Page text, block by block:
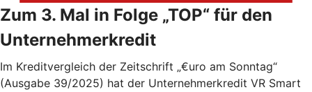
Zum 3. Mal in Folge „TOP“ für den
Unternehmerkredit
Im Kreditvergleich der Zeitschrift „€uro am Sonntag“
(Ausgabe 39/2025) hat der Unternehmerkredit VR Smart